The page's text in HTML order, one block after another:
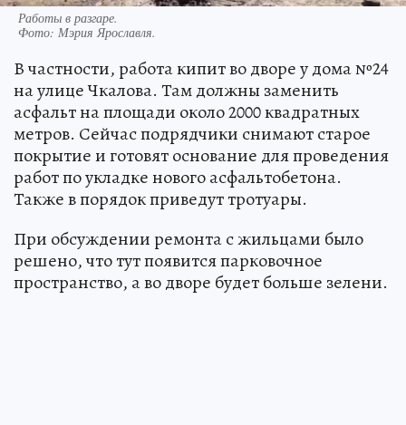
Работы в разгаре.
Фото: Мэрия Ярославля.
В частности, работа кипит во дворе у дома №24
на улице Чкалова. Там должны заменить
асфальт на площади около 2000 квадратных
метров. Сейчас подрядчики снимают старое
покрытие и готовят основание для проведения
работ по укладке нового асфальтобетона.
Также в порядок приведут тротуары.
При обсуждении ремонта с жильцами было
решено, что тут появится парковочное
пространство, а во дворе будет больше зелени.